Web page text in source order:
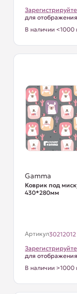
для
В наличии <1000
Gamma
Коврик под
430*280мм
Артикул30212012
для
В наличии >1000